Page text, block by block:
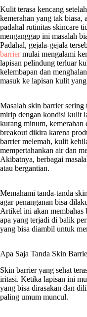
Kulit terasa kencang
kemerahan yang tak biasa,
padahal rutinitas skincare
menganggap ini masalah
Padahal, gejala-gejala
barriermulai mengalami
lapisan pelindung terluar
kelembapan dan
masuk ke lapisan kulit
Masalah skin barrier sering
mirip dengan kondisi kulit
kurang minum, kemerahan
breakout dikira karena
barrier melemah, kulit
mempertahankan air dan
Akibatnya, berbagai
atau bergantian.
Memahami tanda-tanda
agar penanganan bisa
Artikel ini akan membahas
apa yang terjadi di balik
yang bisa diambil untuk
Apa Saja Tanda Skin
Skin barrier yang sehat
iritasi. Ketika lapisan ini
yang bisa dirasakan dan
paling umum muncul.